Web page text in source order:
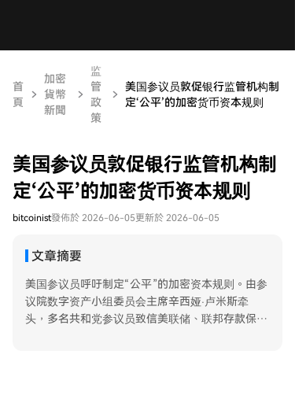
首
頁
加密
貨幣
新聞
监
管
政
策
美国参议员敦促银行监管机构制
定‘公平’的加密货币资本规则
美国参议员敦促银行监管机构制
定‘公平’的加密货币资本规则
bitcoinist發佈於 2026-06-05更新於 2026-06-05
文章摘要
美国参议员呼吁制定“公平”的加密资本规则。由参
议院数字资产小组委员会主席辛西娅·卢米斯牵
头，多名共和党参议员致信美联储、联邦存款保险